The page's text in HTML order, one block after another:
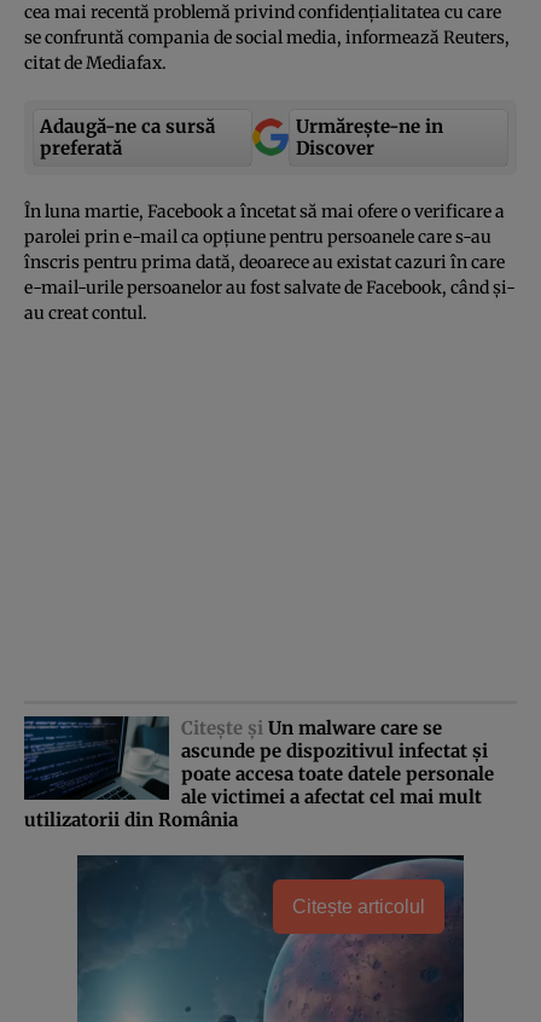
cea mai recentă problemă privind confidenţialitatea cu care
se confruntă compania de social media, informează Reuters,
citat de Mediafax.
Adaugă-ne ca sursă
preferată
Urmărește-ne in
Discover
În luna martie, Facebook a încetat să mai ofere o verificare a
parolei prin e-mail ca opţiune pentru persoanele care s-au
înscris pentru prima dată, deoarece au existat cazuri în care
e-mail-urile persoanelor au fost salvate de Facebook, când şi-
au creat contul.
Citeşte şi Un malware care se
ascunde pe dispozitivul infectat şi
poate accesa toate datele personale
ale victimei a afectat cel mai mult
utilizatorii din România
Citește articolul